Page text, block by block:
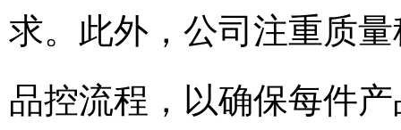
求。此外，公司注重质
品控流程，以确保每件